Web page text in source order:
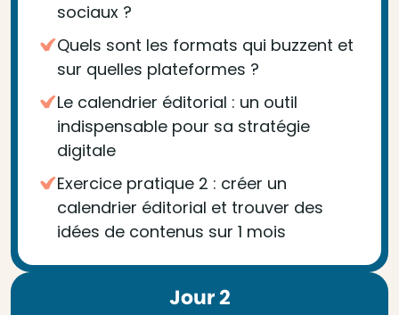
sociaux ?
Quels sont les formats qui buzzent et
sur quelles plateformes ?
Le calendrier éditorial : un outil
indispensable pour sa stratégie
digitale
Exercice pratique 2 : créer un
calendrier éditorial et trouver des
idées de contenus sur 1 mois
Jour 2